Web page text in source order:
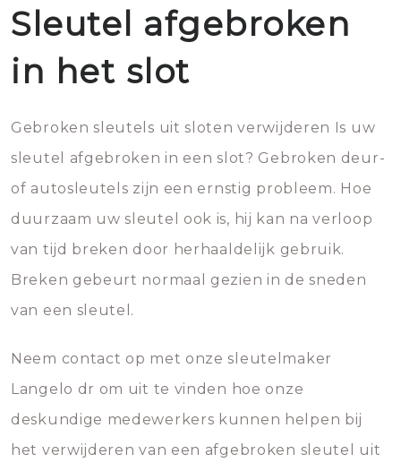
Sleutel afgebroken
in het slot
Gebroken sleutels uit sloten verwijderen Is uw
sleutel afgebroken in een slot? Gebroken deur-
of autosleutels zijn een ernstig probleem. Hoe
duurzaam uw sleutel ook is, hij kan na verloop
van tijd breken door herhaaldelijk gebruik.
Breken gebeurt normaal gezien in de sneden
van een sleutel.
Neem contact op met onze sleutelmaker
Langelo dr om uit te vinden hoe onze
deskundige medewerkers kunnen helpen bij
het verwijderen van een afgebroken sleutel uit